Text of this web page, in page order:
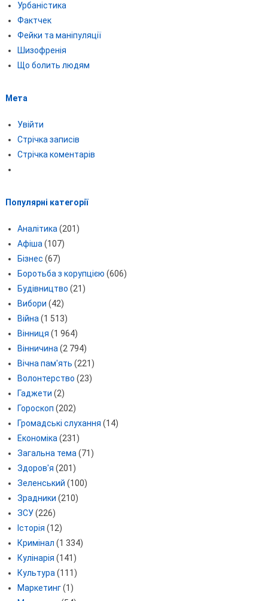
Урбаністика
Фактчек
Фейки та маніпуляції
Шизофренія
Що болить людям
Мета
Увійти
Стрічка записів
Стрічка коментарів
Популярні категорії
Аналітика (201)
Афіша (107)
Бізнес (67)
Боротьба з корупцією (606)
Будівництво (21)
Вибори (42)
Війна (1 513)
Вінниця (1 964)
Вінничина (2 794)
Вічна пам'ять (221)
Волонтерство (23)
Гаджети (2)
Гороскоп (202)
Громадські слухання (14)
Економіка (231)
Загальна тема (71)
Здоров'я (201)
Зеленський (100)
Зрадники (210)
ЗСУ(226)
Історія (12)
Кримінал (1 334)
Кулінарія (141)
Культура (111)
Маркетинг(1)